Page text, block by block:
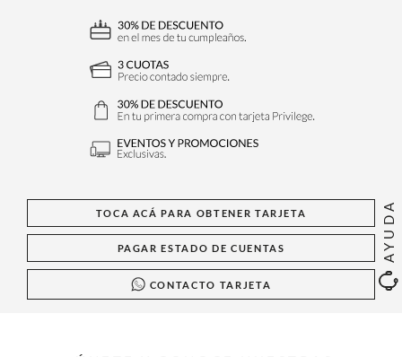
AYUDA
TOCA ACÁ PARA OBTENER TARJETA
PAGAR ESTADO DE CUENTAS
CONTACTO TARJETA